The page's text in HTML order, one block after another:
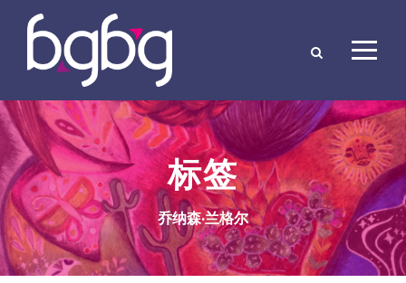
标签
乔纳森·兰格尔